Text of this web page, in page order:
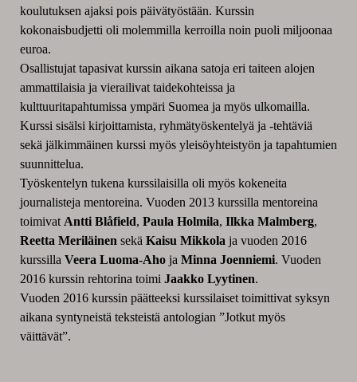
koulutuksen ajaksi pois päivätyöstään. Kurssin
kokonaisbudjetti oli molemmilla kerroilla noin puoli miljoonaa
euroa.
Osallistujat tapasivat kurssin aikana satoja eri taiteen alojen
ammattilaisia ja vierailivat taidekohteissa ja
kulttuuritapahtumissa ympäri Suomea ja myös ulkomailla.
Kurssi sisälsi kirjoittamista, ryhmätyöskentelyä ja -tehtäviä
sekä jälkimmäinen kurssi myös yleisöyhteistyön ja tapahtumien
suunnittelua.
Työskentelyn tukena kurssilaisilla oli myös kokeneita
journalisteja mentoreina. Vuoden 2013 kurssilla mentoreina
toimivatAntti Blåfield, Paula Holmila, Ilkka Malmberg,
Reetta Meriläinensekä Kaisu Mikkolaja vuoden 2016
kurssilla Veera Luoma-Ahoja Minna Joenniemi. Vuoden
2016 kurssin rehtorina toimi Jaakko Lyytinen.
Vuoden 2016 kurssin päätteeksi kurssilaiset toimittivat syksyn
aikana syntyneistä teksteistä antologian ”Jotkut myös
väittävät”.